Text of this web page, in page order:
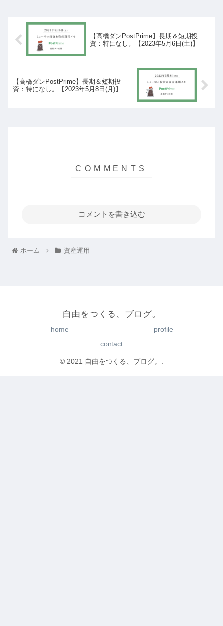
【高橋ダンPostPrime】長期＆短期投
資：特になし。【2023年5月6日(土)】
【高橋ダンPostPrime】長期＆短期投
資：特になし。【2023年5月8日(月)】
コメントを書き込む
ホーム 資産運用
自由をつくる、ブログ。
home
profile
contact
© 2021 自由をつくる、ブログ。.